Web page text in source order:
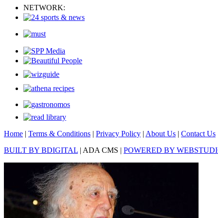
NETWORK:
Home | Terms & Conditions | Privacy Policy | About Us | Contact Us
BUILT BY BDIGITAL | ADA CMS | POWERED BY